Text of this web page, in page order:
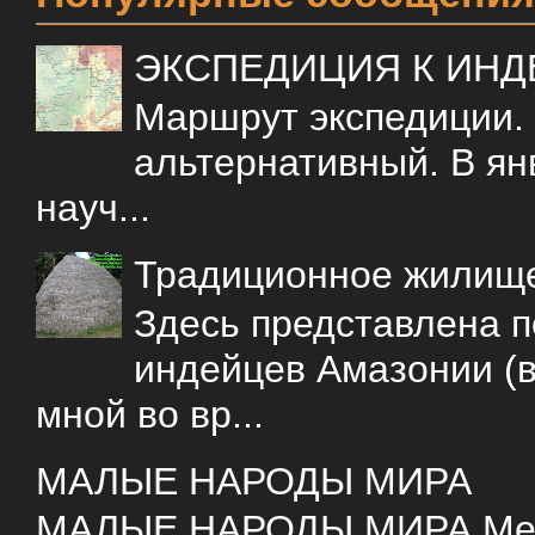
ЭКСПЕДИЦИЯ К
Маршрут
альтернативный. В
науч...
Традиционное
Здесь представлена
индейцев Амазонии
мной во вр...
МАЛЫЕ НАРОДЫ МИРА